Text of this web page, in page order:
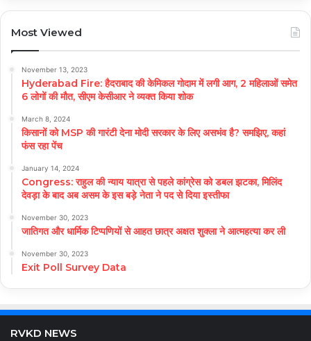
Most Viewed
November 13, 2023
Hyderabad Fire: हैदराबाद की केमिकल गोदाम में लगी आग, 2 महिलाओं समेत
6 लोगों की मौत, सीएम केसीआर ने व्यक्त किया शोक
March 8, 2024
किसानों को MSP की गारंटी देना मोदी सरकार के लिए असभंव है? समझिए, कहां
फंस रहा पेंच
January 14, 2024
Congress: राहुल की न्याय यात्रा से पहले कांग्रेस को डबल झटका, मिलिंद
देवड़ा के बाद अब असम के इस बड़े नेता ने पद से दिया इस्तीफा
November 30, 2023
जातिगत और धार्मिक टिप्पणियों से आहत छात्र अक्षत शुक्ला ने आत्महत्या कर ली
November 30, 2023
Exit Poll Survey Data
RVKD NEWS